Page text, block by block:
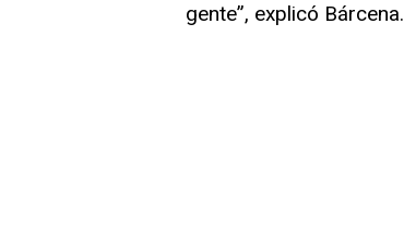
gente”, explicó Bárcena.